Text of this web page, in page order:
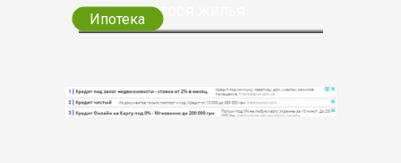
Ипотека
имеющегося жилья